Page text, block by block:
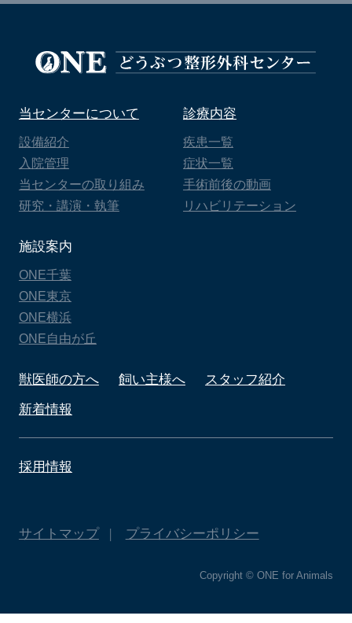
当センターについて
設備紹介
入院管理
当センターの取り組み
研究・講演・執筆
診療内容
疾患一覧
症状一覧
手術前後の動画
リハビリテーション
施設案内
ONE千葉
ONE東京
ONE横浜
ONE自由が丘
獣医師の方へ 飼い主様へ
スタッフ紹介
新着情報
採用情報
サイトマップ プライバシーポリシー
Copyright © ONE for Animals